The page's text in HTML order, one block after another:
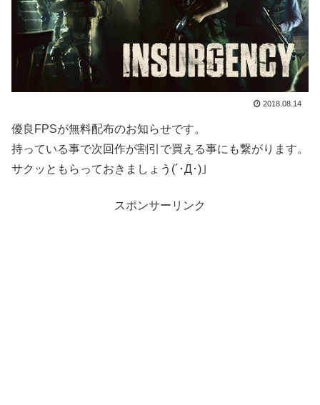
2018.08.14
優良FPSが無料配布のお知らせです。
持っている事で次回作が割引で買える事にも繋がります。
サクッともらっておきましょう(´･Д･)」
スポンサーリンク